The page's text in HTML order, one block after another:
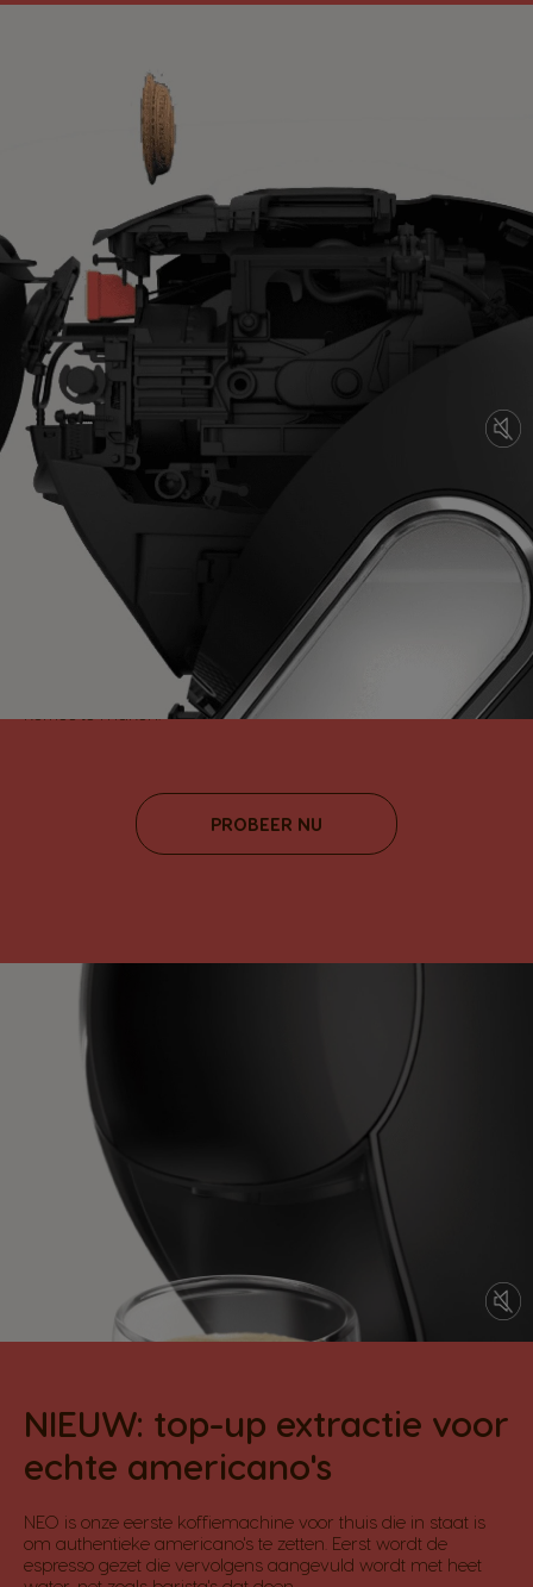
NIEUW: langzame extractie
voor filterkoffies
Je favoriete filterkoffies hebben nog nooit zo lekker
gesmaakt. Dankzij de langzame extractie zet NEO de
koffiearoma's op delicate wijze om zo je favoriete slow brew
PROBEER NU
NIEUW: top-up extractie voor
echte americano's
NEO is onze eerste koffiemachine voor thuis die in staat is
om authentieke americano's te zetten. Eerst wordt de
espresso gezet die vervolgens aangevuld wordt met heet